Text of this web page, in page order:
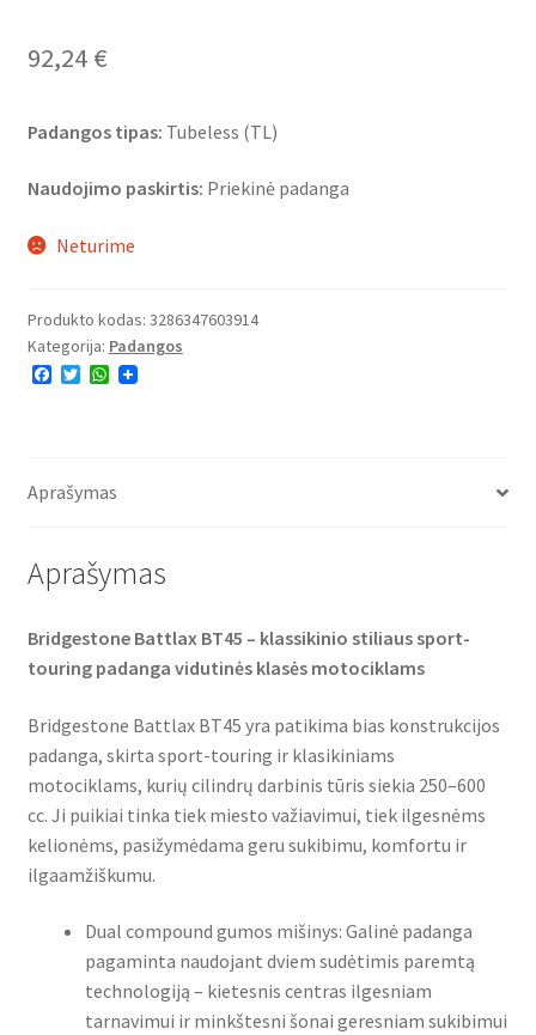
92,24 €
Padangos tipas: Tubeless (TL)
Naudojimo paskirtis: Priekinė padanga
Neturime
Produkto kodas: 3286347603914
Kategorija: Padangos
F
o
T
r
W
p
Aprašymas
Aprašymas
Bridgestone Battlax BT45 – klassikinio stiliaus sport-
touring padanga vidutinės klasės motociklams
Bridgestone Battlax BT45 yra patikima bias konstrukcijos
padanga, skirta sport-touring ir klasikiniams
motociklams, kurių cilindrų darbinis tūris siekia 250–600
cc. Ji puikiai tinka tiek miesto važiavimui, tiek ilgesnėms
kelionėms, pasižymėdama geru sukibimu, komfortu ir
ilgaamžiškumu.
Dual compound gumos mišinys: Galinė padanga
pagaminta naudojant dviem sudėtimis paremtą
technologiją – kietesnis centras ilgesniam
tarnavimui ir minkštesni šonai geresniam sukibimui